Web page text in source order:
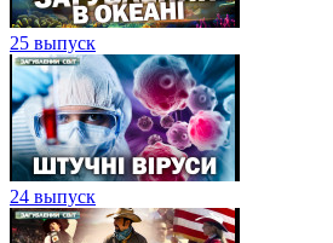
25 выпуск
24 выпуск